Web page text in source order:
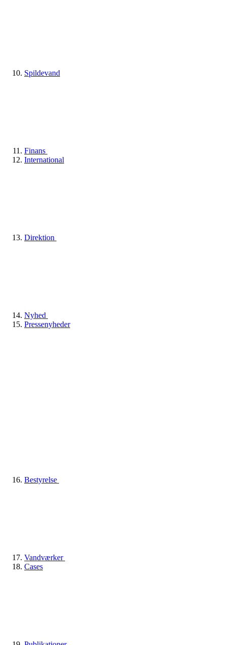
Spildevand
Finans
International
Direktion
Nyhed
Pressenyheder
Bestyrelse
Vandværker
Cases